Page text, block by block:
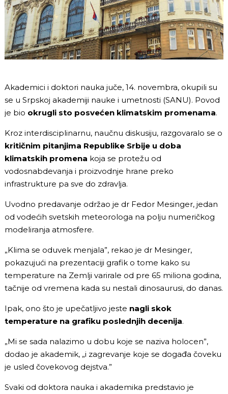
Akademici i doktori nauka juče, 14. novembra, okupili su
se u Srpskoj akademiji nauke i umetnosti (SANU). Povod
je bio okrugli sto posvećen klimatskim promenama.
Kroz interdisciplinarnu, naučnu diskusiju, razgovaralo se o
kritičnim pitanjima Republike Srbije u doba
klimatskih promena koja se protežu od
vodosnabdevanja i proizvodnje hrane preko
infrastrukture pa sve do zdravlja.
Uvodno predavanje održao je dr Fedor Mesinger, jedan
od vodećih svetskih meteorologa na polju numeričkog
modeliranja atmosfere.
„Klima se oduvek menjala”, rekao je dr Mesinger,
pokazujući na prezentaciji grafik o tome kako su
temperature na Zemlji varirale od pre 65 miliona godina,
tačnije od vremena kada su nestali dinosaurusi, do danas.
Ipak, ono što je upečatljivo jeste nagli skok
temperature na grafiku poslednjih decenija.
„Mi se sada nalazimo u dobu koje se naziva holocen”,
dodao je akademik, „i zagrevanje koje se događa čoveku
je usled čovekovog dejstva.”
Svaki od doktora nauka i akademika predstavio je